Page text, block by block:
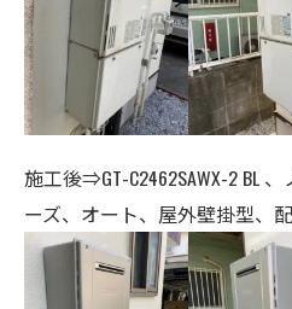
施工後⇒GT-C2462SAWX-2 BL
ーズ、オート、 屋外壁掛型、